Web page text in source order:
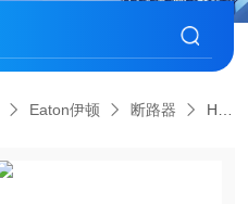
Eaton伊顿 断路器 HKDDC3100WF01Eaton伊顿 PVGard太阳能直流塑壳断路器